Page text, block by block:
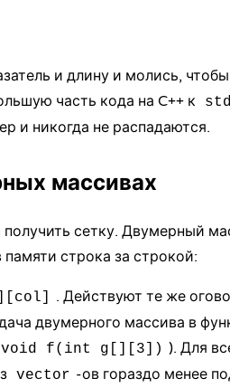
и длину и молись,
часть кода на C++ к
и никогда не распадаются.
массивах
сетку. Двумерный
строка за строкой:
. Действуют те же
двумерного массива в
void f(int g[][3]) ). Для
vector -ов гораздо менее